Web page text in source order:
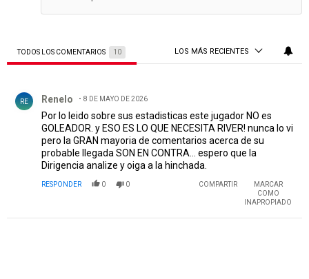
TODOS LOS COMENTARIOS 10 LOS MÁS RECIENTES
RE Renelo 8 DE MAYO DE 2026
Por lo leido sobre sus estadisticas este jugador NO es
GOLEADOR. y ESO ES LO QUE NECESITA RIVER! nunca lo vi
pero la GRAN mayoria de comentarios acerca de su
probable llegada SON EN CONTRA... espero que la
Dirigencia analize y oiga a la hinchada.
RESPONDER 0 0 COMPARTIR
MARCAR
COMO
INAPROPIADO